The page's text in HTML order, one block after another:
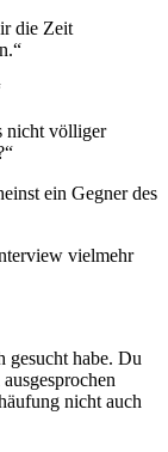
die Zeit
nicht völliger
ein Gegner des
vielmehr
gesucht habe. Du
nicht auch